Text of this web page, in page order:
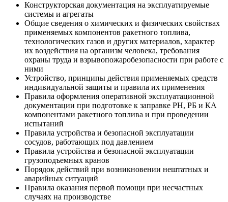
Конструкторская документация на эксплуатируемые
системы и агрегаты
Общие сведения о химических и физических свойствах
применяемых компонентов ракетного топлива,
технологических газов и других материалов, характер
их воздействия на организм человека, требования
охраны труда и взрывопожаробезопасности при работе с
ними
Устройство, принципы действия применяемых средств
индивидуальной защиты и правила их применения
Правила оформления оперативной эксплуатационной
документации при подготовке к заправке РН, РБ и КА
компонентами ракетного топлива и при проведении
испытаний
Правила устройства и безопасной эксплуатации
сосудов, работающих под давлением
Правила устройства и безопасной эксплуатации
грузоподъемных кранов
Порядок действий при возникновении нештатных и
аварийных ситуаций
Правила оказания первой помощи при несчастных
случаях на производстве